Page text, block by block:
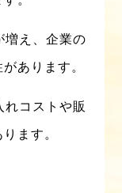
増え、企業の
あります。
コストや販
ます。